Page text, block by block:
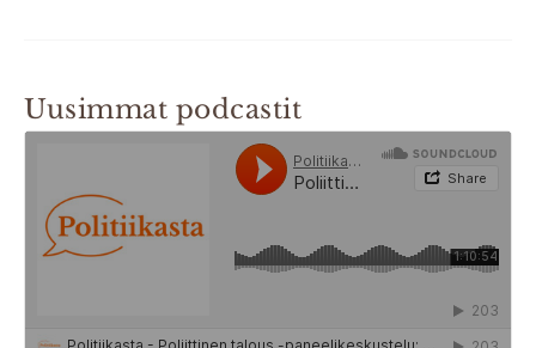
Uusimmat podcastit